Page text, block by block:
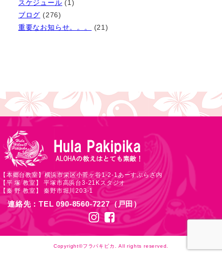
スケジュール (1)
ブログ (276)
重要なお知らせ。。。
(21)
【本郷台教室】横浜市栄区小菅ヶ谷1-2-1あーすぷらざ内
【平 塚 教室】 平塚市高浜台3-21Kスタジオ
【秦 野 教室】 秦野市堀川203-1
連絡先：TEL 090-8560-7227（戸田）
Copyright©フラパキピカ. All rights reserved.